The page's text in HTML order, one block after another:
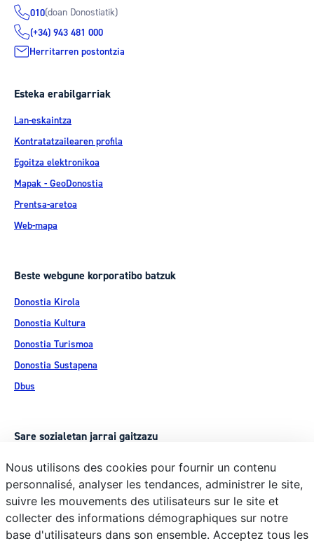
010(doan Donostiatik)
(+34) 943 481 000
Herritarren postontzia
Esteka erabilgarriak
Lan-eskaintza
Kontratatzailearen profila
Egoitza elektronikoa
Mapak - GeoDonostia
Prentsa-aretoa
Web-mapa
Beste webgune korporatibo batzuk
Donostia Kirola
Donostia Kultura
Donostia Turismoa
Donostia Sustapena
Dbus
Sare sozialetan jarrai gaitzazu
© Donostiako Udala, Ijentea 1, 20003 Donostia
Nous utilisons des cookies pour fournir un contenu
personnalisé, analyser les tendances, administrer le site,
suivre les mouvements des utilisateurs sur le site et
collecter des informations démographiques sur notre
base d'utilisateurs dans son ensemble. Acceptez tous les